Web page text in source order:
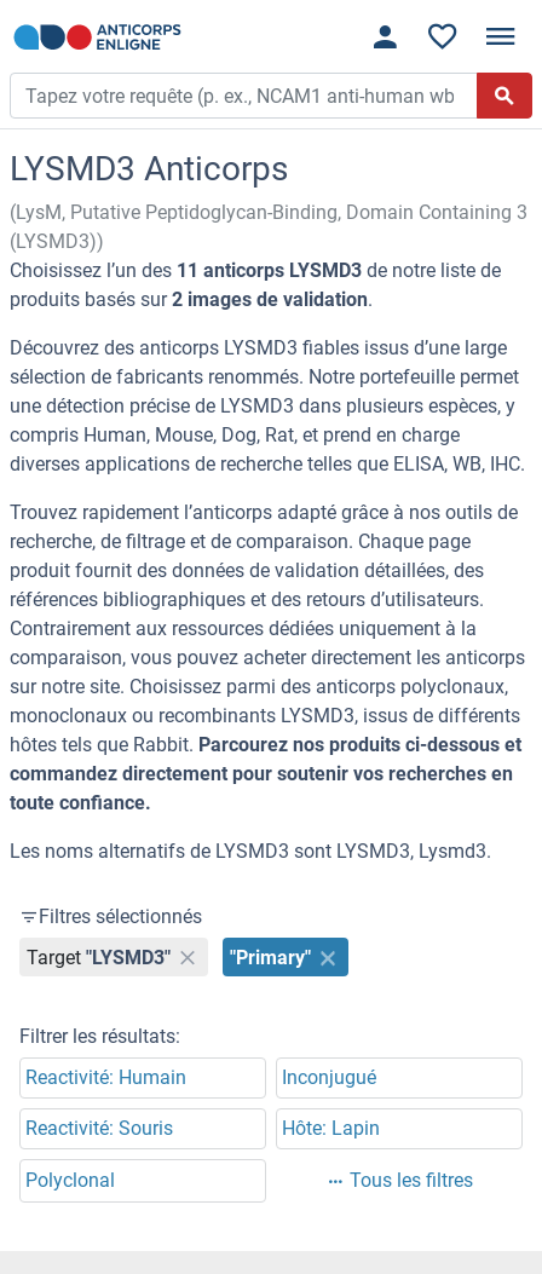
LYSMD3 Anticorps
(LysM, Putative Peptidoglycan-Binding, Domain Containing 3
(LYSMD3))
Choisissez l’un des 11 anticorps LYSMD3 de notre liste de
produits basés sur2 images de validation.
Découvrez des anticorps LYSMD3 fiables issus d’une large
sélection de fabricants renommés. Notre portefeuille permet
une détection précise de LYSMD3 dans plusieurs espèces, y
compris Human, Mouse, Dog, Rat, et prend en charge
diverses applications de recherche telles que ELISA, WB, IHC.
Trouvez rapidement l’anticorps adapté grâce à nos outils de
recherche, de filtrage et de comparaison. Chaque page
produit fournit des données de validation détaillées, des
références bibliographiques et des retours d’utilisateurs.
Contrairement aux ressources dédiées uniquement à la
comparaison, vous pouvez acheter directement les anticorps
sur notre site. Choisissez parmi des anticorps polyclonaux,
monoclonaux ou recombinants LYSMD3, issus de différents
hôtes tels que Rabbit. Parcourez nos produits ci-dessous et
commandez directement pour soutenir vos recherches en
toute confiance.
Les noms alternatifs de LYSMD3 sont LYSMD3, Lysmd3.
Filtres sélectionnés
Target "LYSMD3" "Primary"
Filtrer les résultats:
Reactivité: Humain
Inconjugué
Reactivité: Souris Hôte: Lapin
Polyclonal Tous les filtres